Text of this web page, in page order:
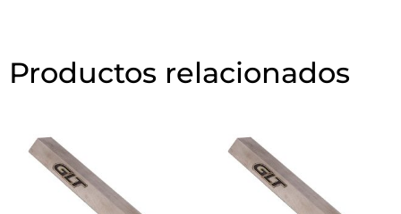
Productos relacionados